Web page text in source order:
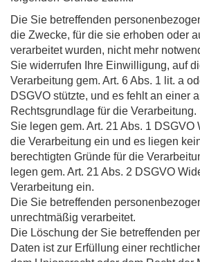
Die Sie betreffenden
die Zwecke, für die sie erhoben oder
verarbeitet wurden, nicht mehr
Sie widerrufen Ihre Einwilligung, auf
Verarbeitung gem. Art. 6 Abs. 1 lit. a
DSGVO stützte, und es fehlt an einer
Rechtsgrundlage für die Verarbeitung.
Sie legen gem. Art. 21 Abs. 1 DSGVO
die Verarbeitung ein und es liegen
berechtigten Gründe für die
legen gem. Art. 21 Abs. 2 DSGVO
Verarbeitung ein.
Die Sie betreffenden
unrechtmäßig verarbeitet.
Die Löschung der Sie betreffenden
Daten ist zur Erfüllung einer